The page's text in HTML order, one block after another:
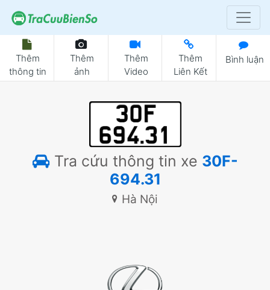
Thêm
thông tin
Thêm
ảnh
Thêm
Video
Thêm
Liên Kết
Bình luận
Tra cứu thông tin xe 30F-
694.31
Hà Nội